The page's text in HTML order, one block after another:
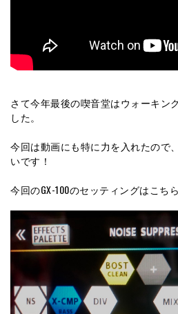
さて今年最後の喫音堂はウォーキン
した。
今回は動画にも特に力を入れたので
いです！
今回のGX-100のセッティングはこちら